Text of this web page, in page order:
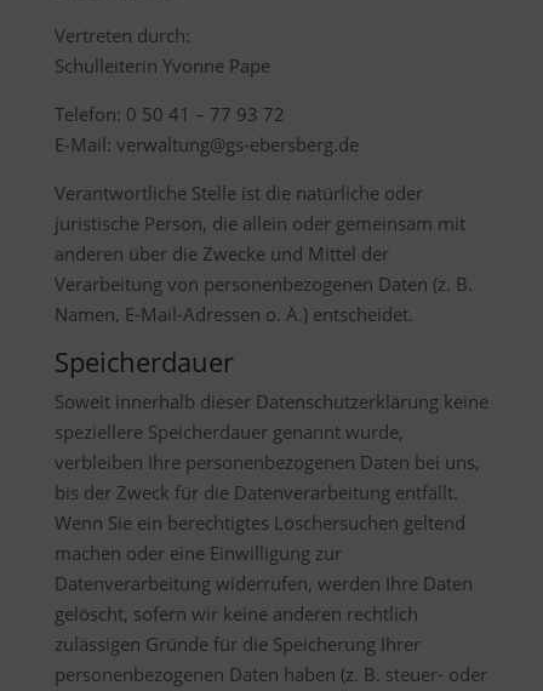
Vertreten durch:
Schulleiterin Yvonne Pape
Telefon: 0 50 41 – 77 93 72
E-Mail: verwaltung@gs-ebersberg.de
Verantwortliche Stelle ist die natürliche oder
juristische Person, die allein oder gemeinsam mit
anderen über die Zwecke und Mittel der
Verarbeitung von personenbezogenen Daten (z. B.
Namen, E-Mail-Adressen o. Ä.) entscheidet.
Speicherdauer
Soweit innerhalb dieser Datenschutzerklärung keine
speziellere Speicherdauer genannt wurde,
verbleiben Ihre personenbezogenen Daten bei uns,
bis der Zweck für die Datenverarbeitung entfällt.
Wenn Sie ein berechtigtes Löschersuchen geltend
machen oder eine Einwilligung zur
Datenverarbeitung widerrufen, werden Ihre Daten
gelöscht, sofern wir keine anderen rechtlich
zulässigen Gründe für die Speicherung Ihrer
personenbezogenen Daten haben (z. B. steuer- oder